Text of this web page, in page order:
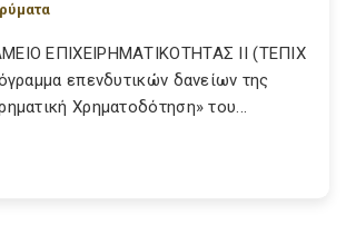
ΕΠΙΧΕΙΡΗΜΑΤΙΚΟΤΗΤΑΣ ΙΙ (ΤΕΠΙΧ
επενδυτικών δανείων της
Χρηματοδότηση» του...